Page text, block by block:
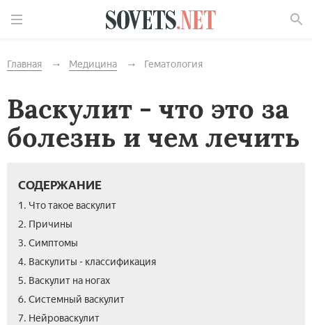
Главная Медицина Гематология
Васкулит - что это за
болезнь и чем лечить
СОДЕРЖАНИЕ
1. Что такое васкулит
2. Причины
3. Симптомы
4. Васкулиты - классификация
5. Васкулит на ногах
6. Системный васкулит
7. Нейроваскулит